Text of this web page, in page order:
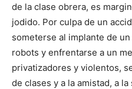
de la clase obrera, es
jodido. Por culpa de un
someterse al implante de
robots y enfrentarse a un
privatizadores y violentos,
de clases y a la amistad, a